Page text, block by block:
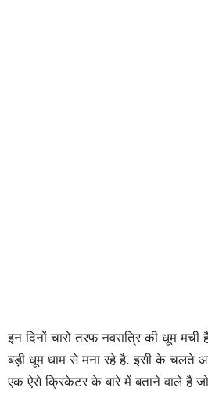
इन दिनों चारो तरफ नवरात्रि की धूम मची
बड़ी धूम धाम से मना रहे है. इसी के चलते
एक ऐसे क्रिकेटर के बारे में बताने वाले है